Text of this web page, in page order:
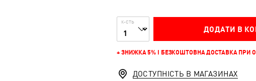
К-СТЬ
ДОДАТИ В
+ ЗНИЖКА 5% І БЕЗКОШТОВНА ДОСТАВКА ПРИ
ДОСТУПНІСТЬ В МАГАЗИНАХ